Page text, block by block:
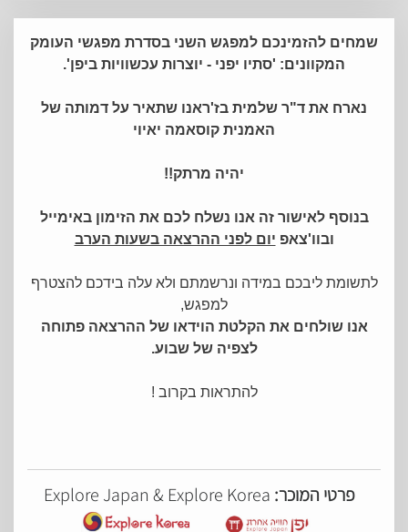
שמחים להזמינכם למפגש השני בסדרת מפגשי העומק
המקוונים: 'סתיו יפני - יוצרות עכשוויות ביפן'.
נארח את ד"ר שלמית בז'ראנו שתאיר על דמותה של
האמנית קוסאמה יאיוי
יהיה מרתק!!
בנוסף לאישור זה אנו נשלח לכם את הזימון באימייל
ובוו'צאפ יום לפני ההרצאה בשעות הערב
לתשומת ליבכם במידה ונרשמתם ולא עלה בידכם להצטרף
למפגש,
אנו שולחים את הקלטת הוידאו של ההרצאה פתוחה
לצפיה של שבוע.
להתראות בקרוב !
פרטי המוכר: Explore Japan & Explore Korea